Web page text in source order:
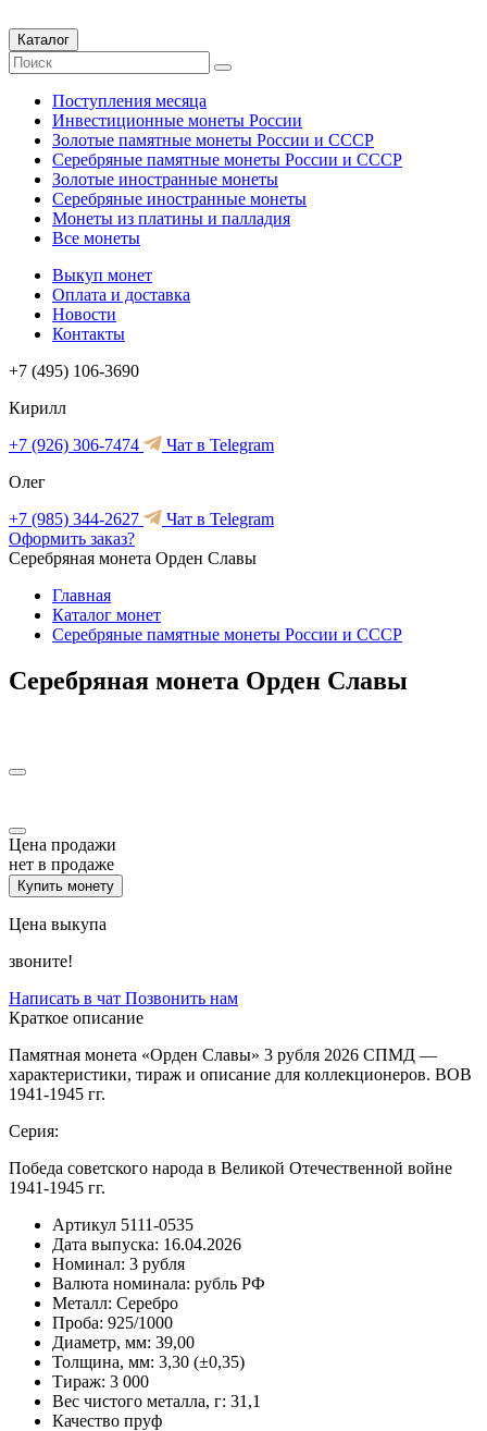
Каталог
Поступления месяца
Инвестиционные монеты России
Золотые памятные монеты России и СССР
Серебряные памятные монеты России и СССР
Золотые иностранные монеты
Серебряные иностранные монеты
Монеты из платины и палладия
Все монеты
Выкуп монет
Оплата и доставка
Новости
Контакты
+7 (495) 106-3690
Кирилл
+7 (926) 306-7474
Чат в Telegram
Олег
+7 (985) 344-2627
Чат в Telegram
Оформить заказ?
Серебряная монета Орден Славы
Главная
Каталог монет
Серебряные памятные монеты России и СССР
Серебряная монета Орден Славы
Цена продажи
нет в продаже
Купить монету
Цена выкупа
звоните!
Написать в чат Позвонить нам
Краткое описание
Памятная монета «Орден Славы» 3 рубля 2026 СПМД —
характеристики, тираж и описание для коллекционеров. ВОВ
1941-1945 гг.
Серия:
Победа советского народа в Великой Отечественной войне
1941-1945 гг.
Артикул 5111-0535
Дата выпуска: 16.04.2026
Номинал: 3 рубля
Валюта номинала: рубль РФ
Металл: Серебро
Проба: 925/1000
Диаметр, мм: 39,00
Толщина, мм: 3,30 (±0,35)
Тираж: 3 000
Вес чистого металла, г: 31,1
Качество пруф